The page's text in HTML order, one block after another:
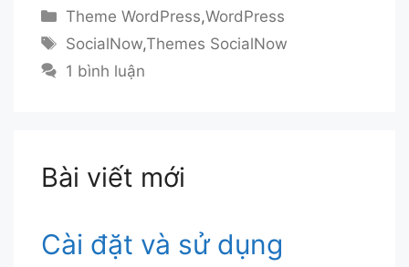
Danh
mục
Theme WordPress,WordPress
Thẻ
SocialNow,Themes SocialNow
1 bình luận
Bài viết mới
Cài đặt và sử dụng